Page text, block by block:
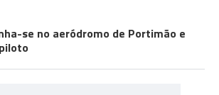
se no aeródromo de Portimão e